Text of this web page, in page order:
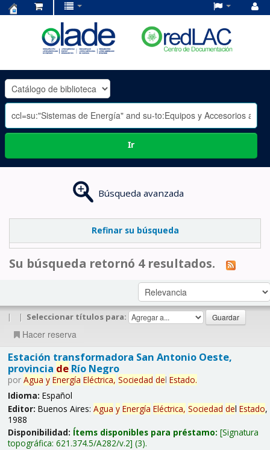
OLADE
-
Ir
Búsqueda avanzada
Refinar su búsqueda
Su búsqueda retornó 4 resultados.
| | Seleccionar títulos para:
Hacer reserva
Estación transformadora San Antonio Oeste,
provincia deRío Negro
por Agua y Energía Eléctrica, Sociedad del Estado.
Idioma: Español
Editor: Buenos Aires: Agua y Energía Eléctrica, Sociedad del Estado,
1988
Disponibilidad: Ítems disponibles para préstamo: Signatura
topográfica: 621.374.5/A282/v.2 (3).